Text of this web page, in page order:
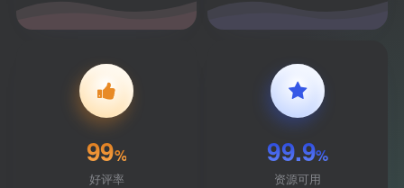
99%
好评率
99.9%
资源可用